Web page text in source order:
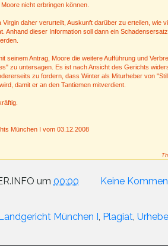
nicht erbringen können.
daher verurteilt, Auskunft darüber zu erteilen, wie
Anhand dieser Information soll dann ein
seinem Antrag, Moore die weitere Aufführung und
zu untersagen. Es ist nach Ansicht des Gerichts
zu fordern, dass Winter als Miturheber von
damit er an den Tantiemen mitverdient.
München I vom 03.12.2008
um 00:00 Keine
München I Plagiat